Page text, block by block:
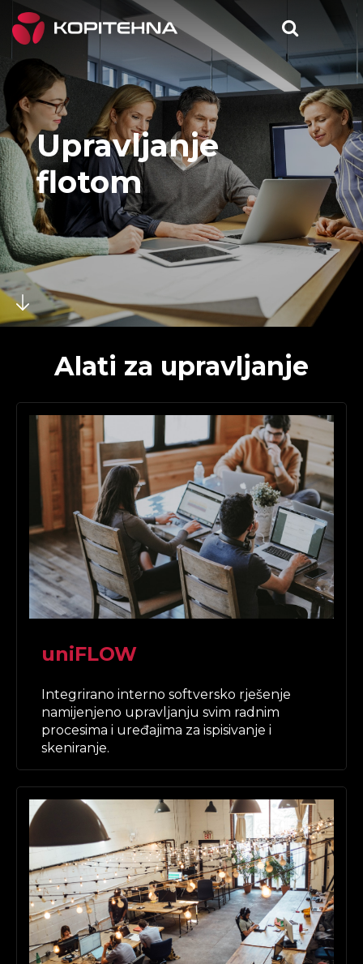
Upravljanje
flotom
Alati za upravljanje
uniFLOW
Integrirano interno softversko rješenje
namijenjeno upravljanju svim radnim
procesima i uređajima za ispisivanje i
skeniranje.